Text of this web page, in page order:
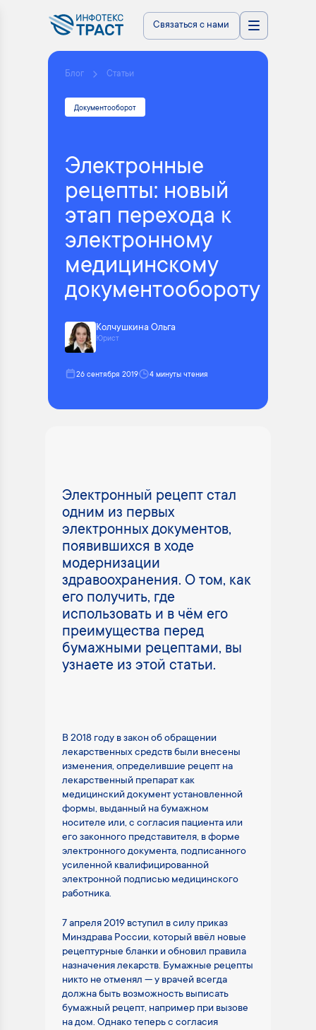
Связаться с нами
Блог Статьи
Документооборот
Электронные
рецепты: новый
этап перехода к
электронному
медицинскому
документообороту
Колчушкина Ольга
Юрист
26 сентября 2019 4 минуты чтения
Электронный рецепт стал
одним из первых
электронных документов,
появившихся в ходе
модернизации
здравоохранения. О том, как
его получить, где
использовать и в чём его
преимущества перед
бумажными рецептами, вы
узнаете из этой статьи.
В 2018 году в закон об обращении
лекарственных средств были внесены
изменения, определившие рецепт на
лекарственный препарат как
медицинский документ установленной
формы, выданный на бумажном
носителе или, с согласия пациента или
его законного представителя, в форме
электронного документа, подписанного
усиленной квалифицированной
электронной подписью медицинского
работника.
7 апреля 2019 вступил в силу приказ
Минздрава России, который ввёл новые
рецептурные бланки и обновил правила
назначения лекарств. Бумажные рецепты
никто не отменял — у врачей всегда
должна быть возможность выписать
бумажный рецепт, например при вызове
на дом. Однако теперь с согласия